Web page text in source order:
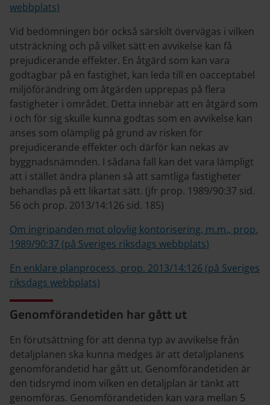
webbplats)
Vid bedömningen bör också särskilt övervägas i vilken
utsträckning och på vilket sätt en avvikelse kan få
prejudicerande effekter. En åtgärd som kan vara
godtagbar på en fastighet, kan leda till en oacceptabel
miljöförändring om åtgärden upprepas på flera
fastigheter i området. Detta innebär att en åtgärd som
i och för sig skulle kunna godtas som en avvikelse kan
anses som olämplig på grund av risken för
prejudicerande effekter och därför kan nekas av
byggnadsnämnden. I sådana fall kan det vara lämpligt
att i stället ändra planen så att samtliga fastigheter
behandlas på ett likartat sätt. (jfr prop. 1989/90:37 sid.
56 och prop. 2013/14:126 sid. 185)
Om ingripanden mot olovlig kontorisering, m.m., prop.
1989/90:37 (på Sveriges riksdags webbplats)
En enklare planprocess, prop. 2013/14:126 (på Sveriges
riksdags webbplats)
Genomförandetiden har gått ut
En förutsättning för att denna typ av avvikelse från
detaljplanen ska kunna medges är att detaljplanens
genomförandetid har gått ut. Genomförandetiden är
den tidsrymd inom vilken en detaljplan är tänkt att
genomföras. Genomförandetiden kan vara mellan 5